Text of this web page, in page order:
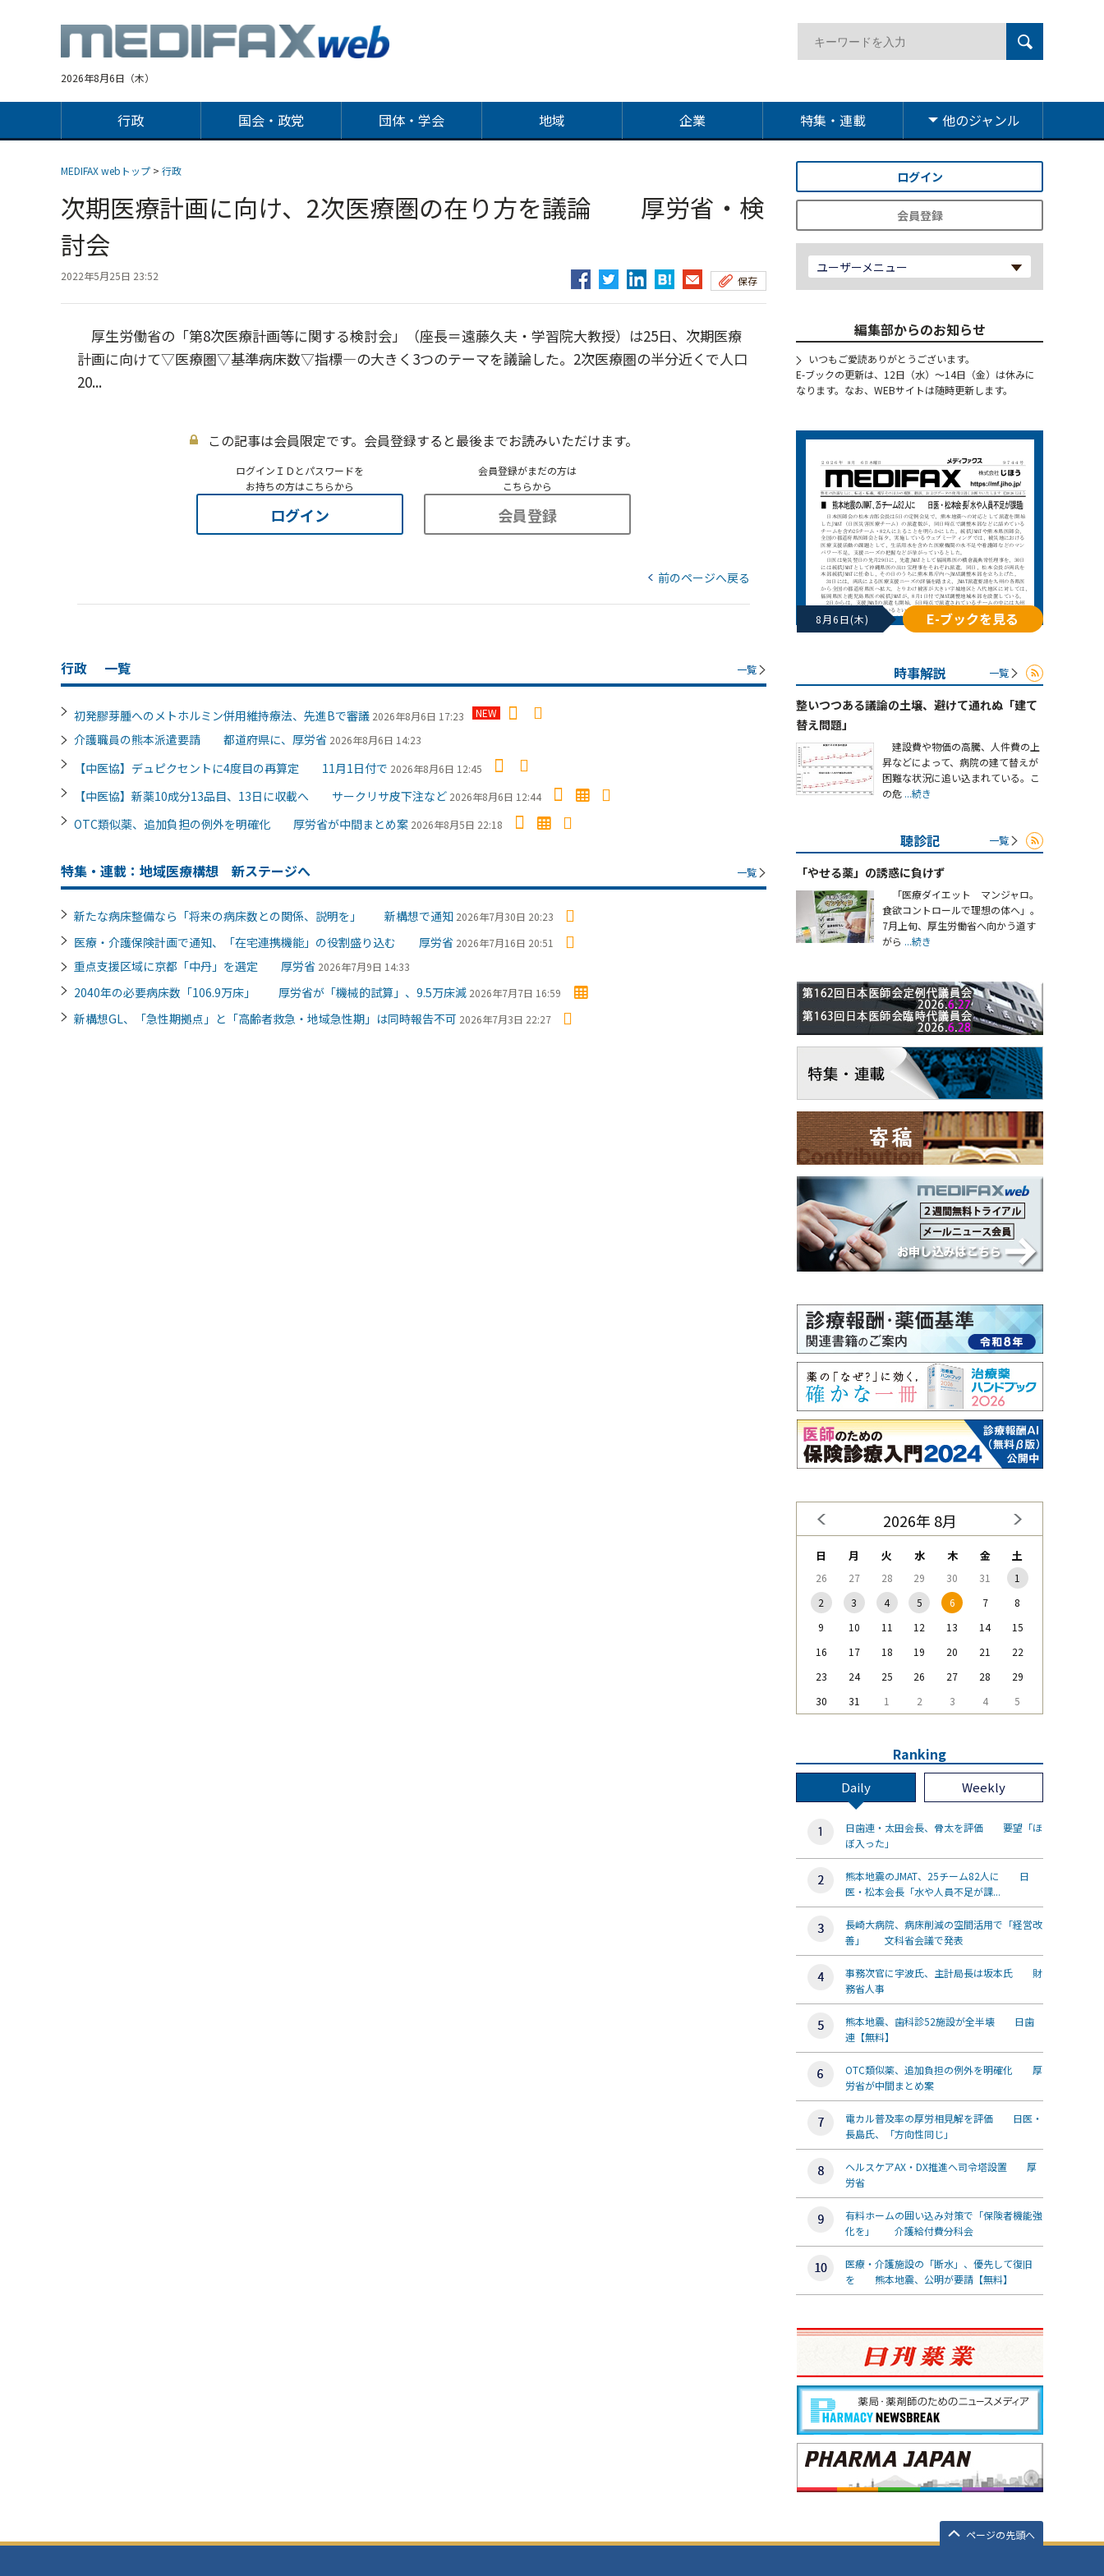
2026年8月6日（木）
行政 国会・政党 団体・学会 地域 企業 特集・連載 他のジャンル
MEDIFAX webトップ > 行政
次期医療計画に向け、2次医療圏の在り方を議論 厚労省・検
討会
2022年5月25日 23:52 保存
厚生労働省の「第8次医療計画等に関する検討会」（座長＝遠藤久夫・学習院大教授）は25日、次期医療
計画に向けて▽医療圏▽基準病床数▽指標―の大きく3つのテーマを議論した。2次医療圏の半分近くで人口
20...
この記事は会員限定です。会員登録すると最後までお読みいただけます。
ログインＩＤとパスワードを
お持ちの方はこちらから
ログイン
会員登録がまだの方は
こちらから
会員登録
前のページへ戻る
行政 一覧 一覧
初発膠芽腫へのメトホルミン併用維持療法、先進Bで審議 2026年8月6日 17:23 NEW
介護職員の熊本派遣要請 都道府県に、厚労省 2026年8月6日 14:23
【中医協】デュピクセントに4度目の再算定 11月1日付で 2026年8月6日 12:45
【中医協】新薬10成分13品目、13日に収載へ サークリサ皮下注など 2026年8月6日 12:44
OTC類似薬、追加負担の例外を明確化 厚労省が中間まとめ案 2026年8月5日 22:18
特集・連載：地域医療構想 新ステージへ 一覧
新たな病床整備なら「将来の病床数との関係、説明を」 新構想で通知 2026年7月30日 20:23
医療・介護保険計画で通知、「在宅連携機能」の役割盛り込む 厚労省 2026年7月16日 20:51
重点支援区域に京都「中丹」を選定 厚労省 2026年7月9日 14:33
2040年の必要病床数「106.9万床」 厚労省が「機械的試算」、9.5万床減 2026年7月7日 16:59
新構想GL、「急性期拠点」と「高齢者救急・地域急性期」は同時報告不可 2026年7月3日 22:27
ログイン
会員登録
ユーザーメニュー
編集部からのお知らせ
いつもご愛読ありがとうございます。
E-ブックの更新は、12日（水）～14日（金）は休みに
なります。なお、WEBサイトは随時更新します。
8月6日(木) E-ブックを見る
時事解説 一覧
整いつつある議論の土壌、避けて通れぬ「建て
替え問題」
建設費や物価の高騰、人件費の上
昇などによって、病院の建て替えが
困難な状況に追い込まれている。こ
の危 ...続き
聴診記 一覧
「やせる薬」の誘惑に負けず
「医療ダイエット マンジャロ。
食欲コントロールで理想の体へ」。
7月上旬、厚生労働省へ向かう道す
がら ...続き
2026年 8月
日 月 火 水 木 金 土
26 27 28 29 30 31
1
2
3 4 5 6 7
8
9
10 11 12 13 14
15
16
17 18 19 20 21
22
23
24 25 26 27 28
29
30
31 1 2 3 4 5
Ranking
Daily Weekly
日歯連・太田会長、骨太を評価 要望「ほ
ぼ入った」
熊本地震のJMAT、25チーム82人に 日
医・松本会長「水や人員不足が課...
長崎大病院、病床削減の空間活用で「経営改
善」 文科省会議で発表
事務次官に宇波氏、主計局長は坂本氏 財
務省人事
熊本地震、歯科診52施設が全半壊 日歯
連【無料】
OTC類似薬、追加負担の例外を明確化 厚
労省が中間まとめ案
電カル普及率の厚労相見解を評価 日医・
長島氏、「方向性同じ」
ヘルスケアAX・DX推進へ司令塔設置 厚
労省
有料ホームの囲い込み対策で「保険者機能強
化を」 介護給付費分科会
医療・介護施設の「断水」、優先して復旧
を 熊本地震、公明が要請【無料】
ページの先頭へ